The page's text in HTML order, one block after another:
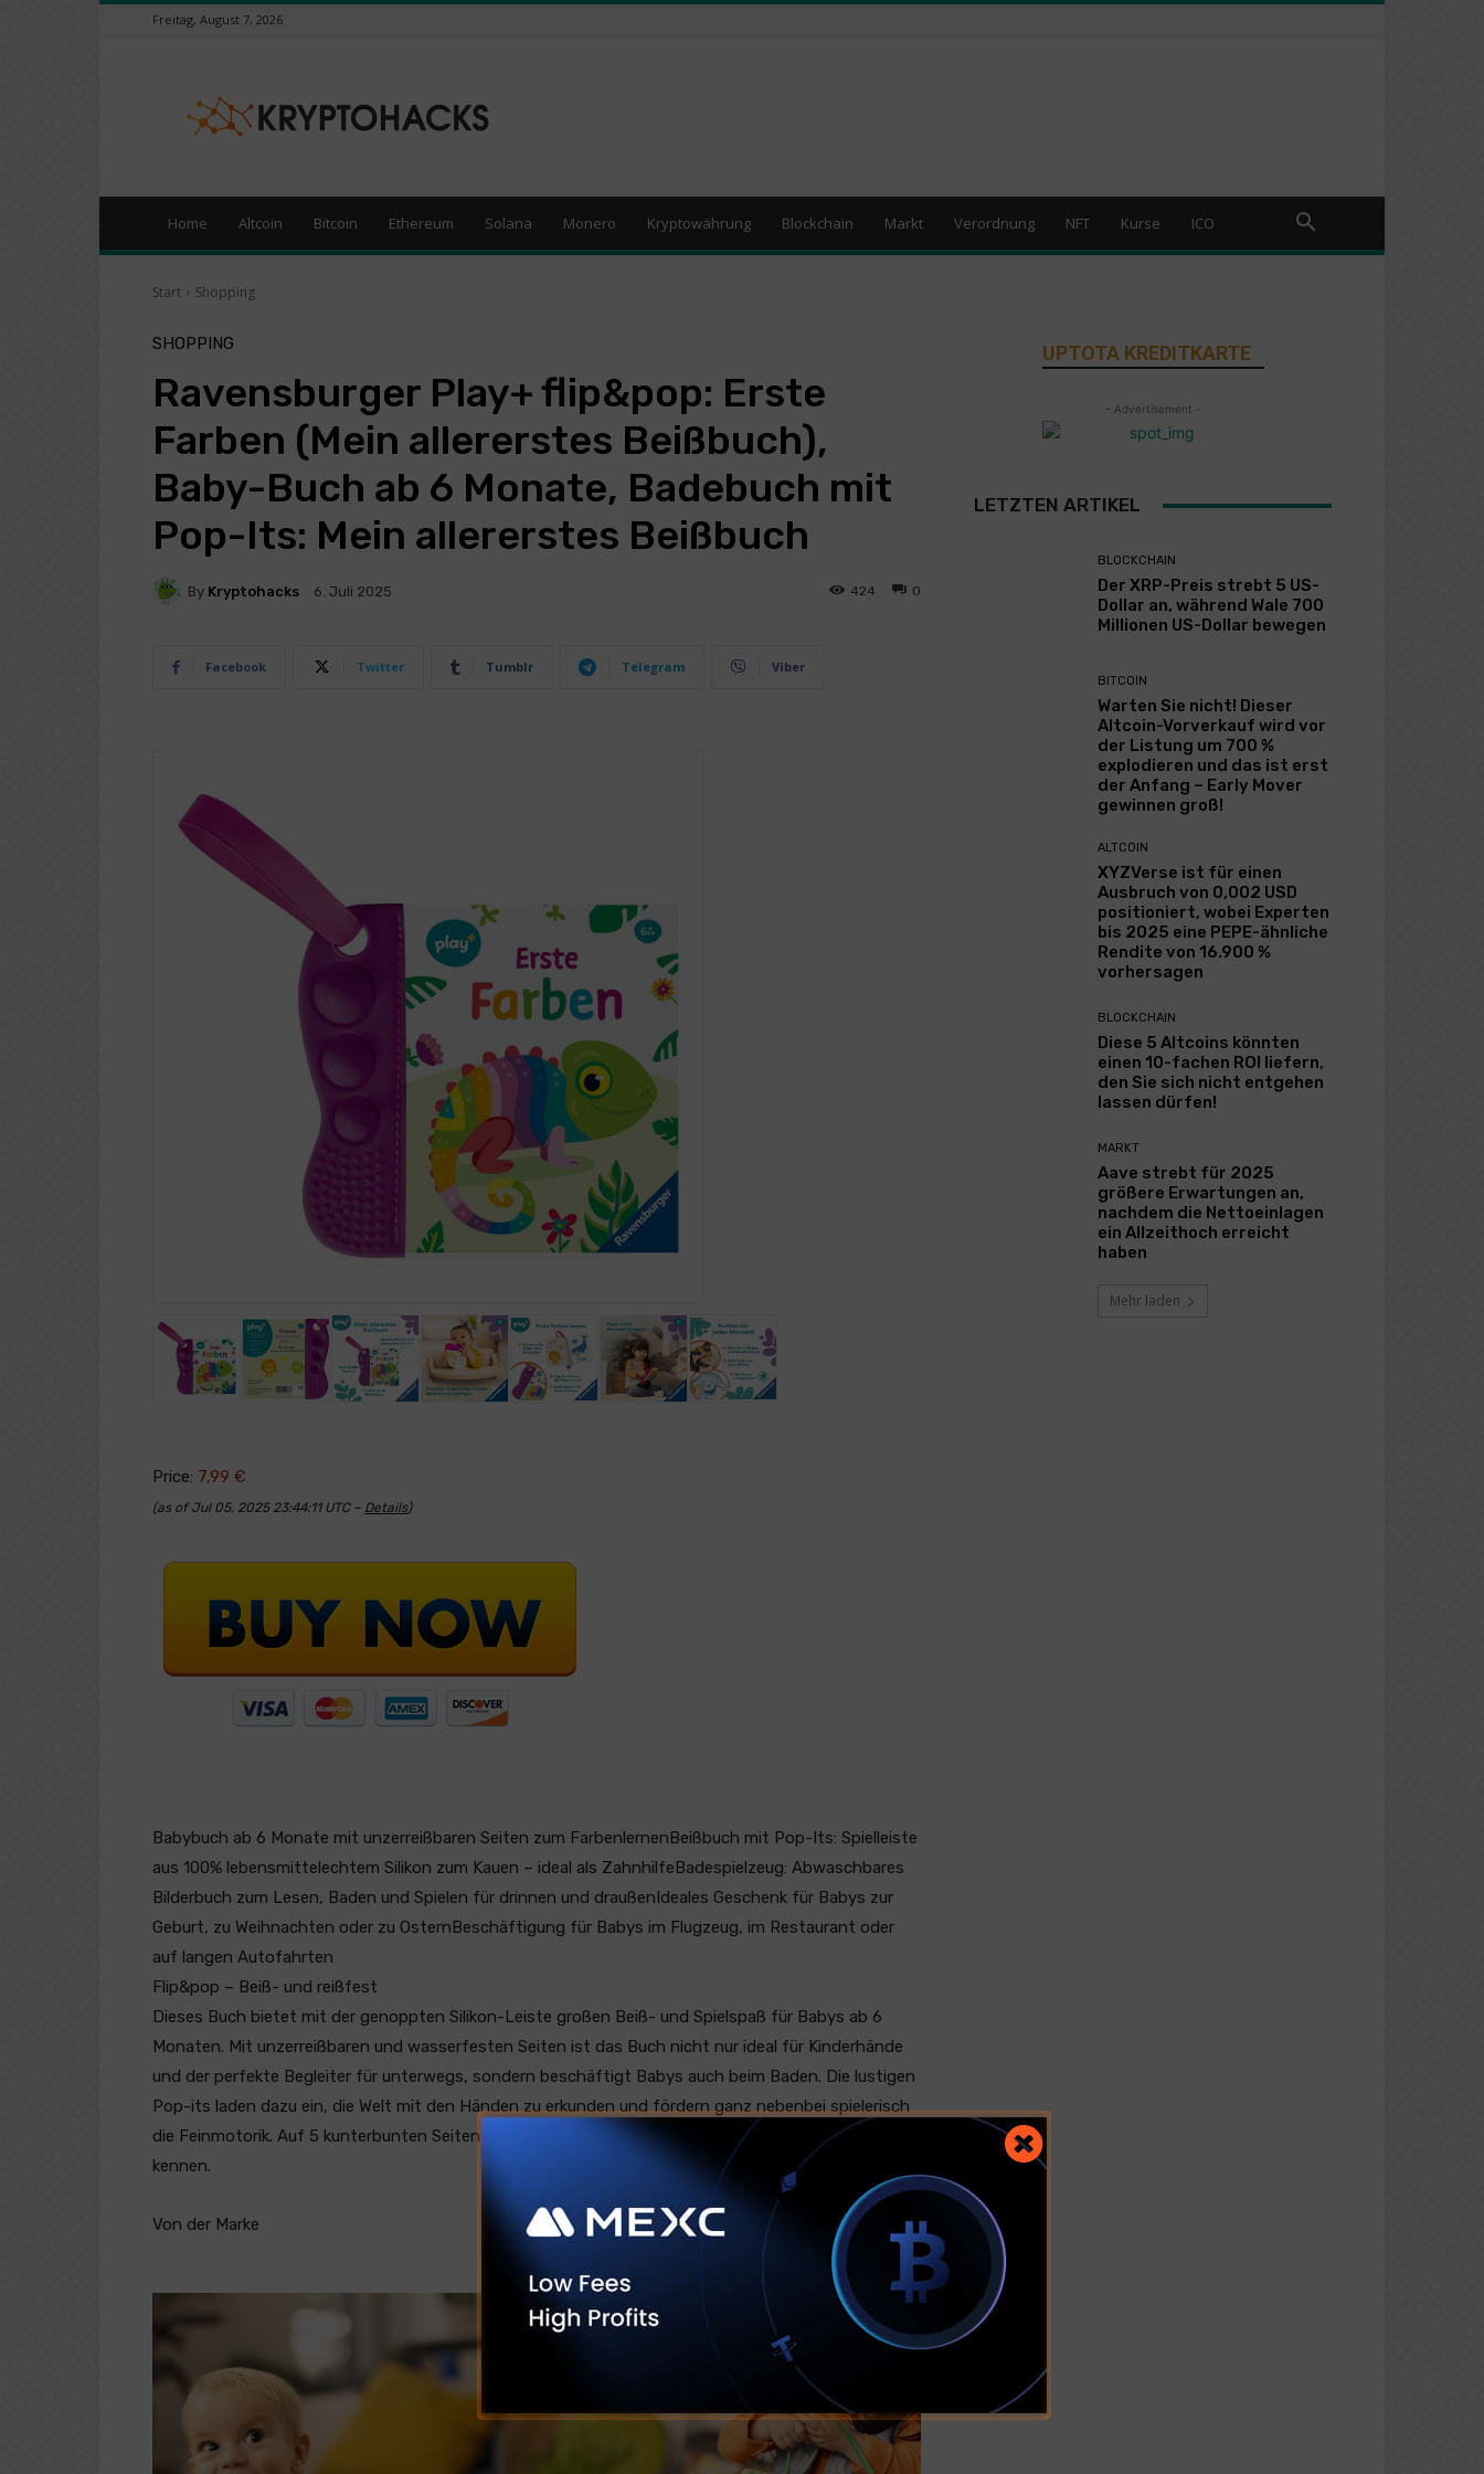
Freitag, August 7, 2026
–
Kryptowährungen
News
Portal
Home Altcoin Bitcoin Ethereum Solana Monero Kryptowährung Blockchain Markt Verordnung NFT Kurse ICO
Start Shopping
SHOPPING
Ravensburger Play+ flip&pop: Erste
Farben (Mein allererstes Beißbuch),
Baby-Buch ab 6 Monate, Badebuch mit
Pop-Its: Mein allererstes Beißbuch
By Kryptohacks 6. Juli 2025 0
424
Facebook Twitter Tumblr Telegram Viber
Price: 7,99 €
(as of Jul 05, 2025 23:44:11 UTC – Details)
Babybuch ab 6 Monate mit unzerreißbaren Seiten zum FarbenlernenBeißbuch mit Pop-Its: Spielleiste
aus 100% lebensmittelechtem Silikon zum Kauen – ideal als ZahnhilfeBadespielzeug: Abwaschbares
Bilderbuch zum Lesen, Baden und Spielen für drinnen und draußenIdeales Geschenk für Babys zur
Geburt, zu Weihnachten oder zu OsternBeschäftigung für Babys im Flugzeug, im Restaurant oder
auf langen Autofahrten
Flip&pop – Beiß- und reißfest
Dieses Buch bietet mit der genoppten Silikon-Leiste großen Beiß- und Spielspaß für Babys ab 6
Monaten. Mit unzerreißbaren und wasserfesten Seiten ist das Buch nicht nur ideal für Kinderhände
und der perfekte Begleiter für unterwegs, sondern beschäftigt Babys auch beim Baden. Die lustigen
Pop-its laden dazu ein, die Welt mit den Händen zu erkunden und fördern ganz nebenbei spielerisch
die Feinmotorik. Auf 5 kunterbunten Seiten lernen die Kleinen erste Farben und viele neue Wörter
kennen.
Von der Marke
UPTOTA KREDITKARTE
- Advertisement -
LETZTEN ARTIKEL
BLOCKCHAIN
Der XRP-Preis strebt 5 US-
Dollar an, während Wale 700
Millionen US-Dollar bewegen
BITCOIN
Warten Sie nicht! Dieser
Altcoin-Vorverkauf wird vor
der Listung um 700 %
explodieren und das ist erst
der Anfang – Early Mover
gewinnen groß!
ALTCOIN
XYZVerse ist für einen
Ausbruch von 0,002 USD
positioniert, wobei Experten
bis 2025 eine PEPE-ähnliche
Rendite von 16.900 %
vorhersagen
BLOCKCHAIN
Diese 5 Altcoins könnten
einen 10-fachen ROI liefern,
den Sie sich nicht entgehen
lassen dürfen!
MARKT
Aave strebt für 2025
größere Erwartungen an,
nachdem die Nettoeinlagen
ein Allzeithoch erreicht
haben
Mehr laden